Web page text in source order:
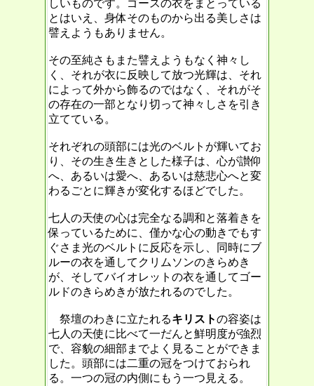
しいものです。ゴースの衣をまとっている
とはいえ、身体そのものから出る美しさは
譬えようもありません。
その至純さもまた譬えようもなく神々し
く、それが衣に反映して放つ光輝は、それ
によって外から飾るのではなく、それがそ
の存在の一部となり切って神々しさを引き
立てている。
それぞれの頭部には光のベルトが輝いてお
り、その生き生きとした様子は、心が讃仰
へ、あるいは愛へ、あるいは慈悲心へと変
わるごとに輝きが変化するほどでした。
七人の天使の心は完全なる調和と落着きを
保っているために、僅かな心の動きでもす
ぐさま光のベルトに反応を示し、同時にブ
ルーの衣を通してクリムソンのきらめき
が、そしてバイオレットの衣を通してゴー
ルドのきらめきが放たれるのでした。
祭壇のわきに立たれるキリストの容姿は
七人の天使に比べて一だんと鮮明度が強烈
で、容貌の細部までよく見ることができま
した。頭部には二重の冠をつけておられ
る。一つの冠の内側にもう一つ見える。